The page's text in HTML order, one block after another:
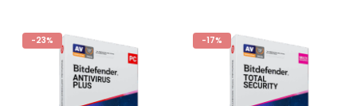
-23% -17%